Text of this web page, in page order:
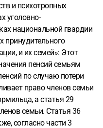
и психотропных
уголовно-
национальной гвардии
принудительного
и их семей»: Этот
пенсий семьям
по случаю потери
право членов семьи
а статья 29
семьи. Статья 36
согласно части 3